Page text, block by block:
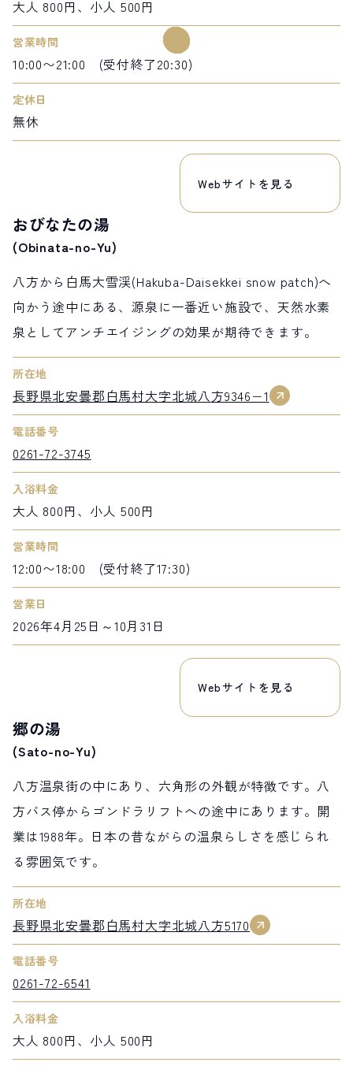
大人 800円、小人 500円
営業時間
10:00〜21:00 (受付終了20:30)
定休日
無休
Webサイトを見る
おびなたの湯
(Obinata-no-Yu)
八方から白馬大雪渓(Hakuba-Daisekkei snow patch)へ
向かう途中にある、源泉に一番近い施設で、天然水素
泉としてアンチエイジングの効果が期待できます。
所在地
長野県北安曇郡白馬村大字北城八方9346−1
電話番号
0261-72-3745
入浴料金
大人 800円、小人 500円
営業時間
12:00〜18:00 (受付終了17:30)
営業日
2026年4月25日～10月31日
Webサイトを見る
郷の湯
(Sato-no-Yu)
八方温泉街の中にあり、六角形の外観が特徴です。八
方バス停からゴンドラリフトへの途中にあります。開
業は1988年。日本の昔ながらの温泉らしさを感じられ
る雰囲気です。
所在地
長野県北安曇郡白馬村大字北城八方5170
電話番号
0261-72-6541
入浴料金
大人 800円、小人 500円